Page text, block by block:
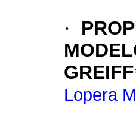
·
GREIFF
Lopera